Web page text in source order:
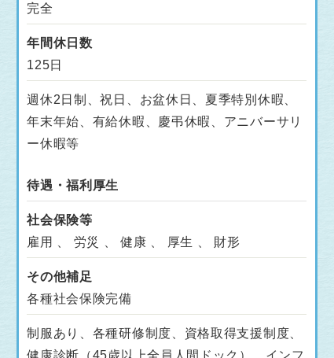
完全
年間休日数
125日
週休2日制、祝日、お盆休日、夏季特別休暇、
年末年始、有給休暇、慶弔休暇、アニバーサリ
ー休暇等
待遇・福利厚生
社会保険等
雇用 、 労災 、 健康 、 厚生 、 財形
その他補足
各種社会保険完備
制服あり、各種研修制度、資格取得支援制度、
健康診断（45歳以上全員人間ドック）、インフ